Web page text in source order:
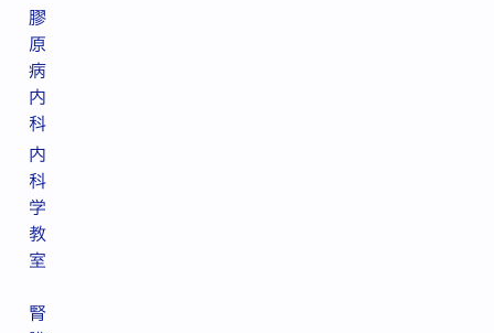
膠
原
病
内
科
内
科
学
教
室
腎